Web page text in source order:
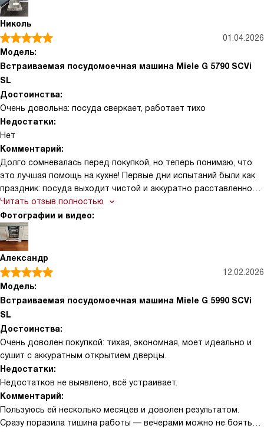
Николь
01.04.2026
Модель:
Встраиваемая посудомоечная машина Miele G 5790 SCVi
SL
Достоинства:
Очень довольна: посуда сверкает, работает тихо
Недостатки:
Нет
Комментарий:
Долго сомневалась перед покупкой, но теперь понимаю, что
это лучшая помощь на кухне! Первые дни испытаний были как
праздник: посуда выходит чистой и аккуратно расставленной
по своим местам. Тихая работа — отдельная радость, когда
дома маленький ребёнок, можно запускать посудомойку
вечером и не бояться разбудить малыша
Читать отзыв полностью
Фотографии и видео:
Александр
12.02.2026
Модель:
Встраиваемая посудомоечная машина Miele G 5990 SCVi
SL
Достоинства:
Очень доволен покупкой: тихая, экономная, моет идеально и
сушит с аккуратным открытием дверцы.
Недостатки:
Недостатков не выявлено, всё устраивает.
Комментарий:
Пользуюсь ей несколько месяцев и доволен результатом.
Сразу поразила тишина работы — вечерами можно не бояться